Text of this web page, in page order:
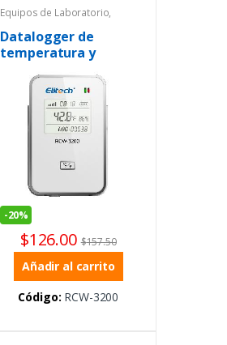
Equipos de Laboratorio,
Temperatura
Termohigrómetros
Datalogger de
temperatura y
de transceptor
-20%
$126.00 $157.50
Añadir al carrito
Código: RCW-3200